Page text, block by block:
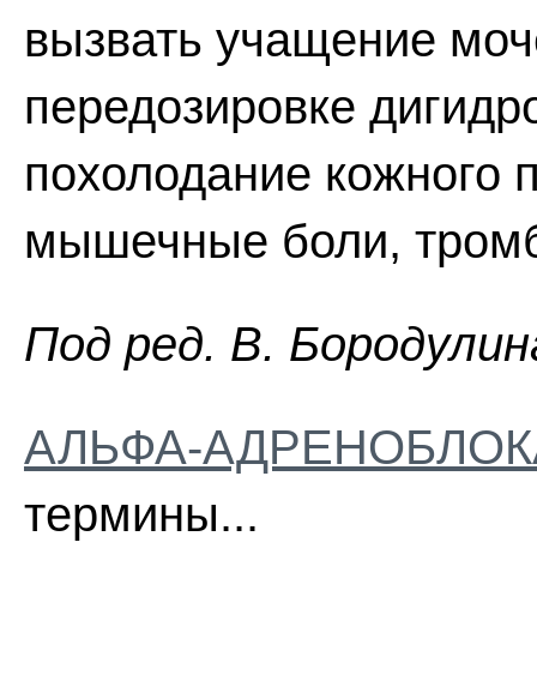
вызвать учащение
передозировке
похолодание кожного
мышечные боли,
Пoд peд. B.
АЛЬФА-
термины...